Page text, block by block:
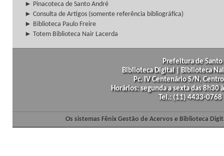
► Pinacoteca de Santo André
► Consulta de Artigos (somente referência bibliográfica)
► Biblioteca Paulo Freire
► Totem Biblioteca Nair Lacerda
Prefeitura de
Biblioteca Digital | Biblioteca
Pc. IV Centenário S/N,
Horários: segunda a sexta das
Tel.: (11) 4433-
Os sistemas Fênix Gestão de Acervos e Biblioteca